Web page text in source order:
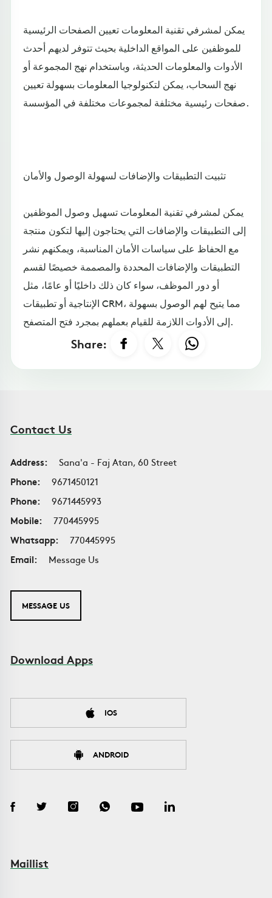
يمكن لمشرفي تقنية المعلومات تعيين الصفحات الرئيسية
للموظفين على المواقع الداخلية بحيث تتوفر لديهم أحدث
الأدوات والمعلومات الحديثة، وباستخدام نهج المجموعة أو
نهج السحاب، يمكن لتكنولوجيا المعلومات بسهولة تعيين
صفحات رئيسية مختلفة لمجموعات مختلفة في المؤسسة.
تثبيت التطبيقات والإضافات لسهولة الوصول والأمان
يمكن لمشرفي تقنية المعلومات تسهيل وصول الموظفين
إلى التطبيقات والإضافات التي يحتاجون إليها لتكون منتجة
مع الحفاظ على سياسات الأمان المناسبة، ويمكنهم نشر
التطبيقات والإضافات المحددة والمصممة خصيصًا لقسم
أو دور الموظف، سواء كان ذلك داخليًا أو عامًا، مثل
الإنتاجية أو تطبيقات CRM، مما يتيح لهم الوصول بسهولة
إلى الأدوات اللازمة للقيام بعملهم بمجرد فتح المتصفح.
Share:
Contact Us
Address:
Sana'a - Faj Atan, 60 Street
Phone:
9671450121
Phone:
9671445993
Mobile:
770445995
Whatsapp:
770445995
Email:
Message Us
MESSAGE US
Download Apps
IOS
ANDROID
Maillist